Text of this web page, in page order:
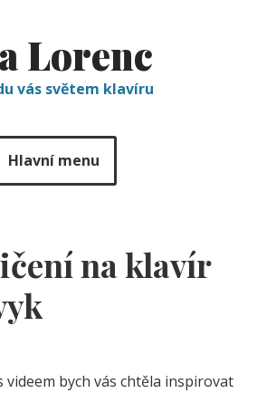
Lorenc
vás světem klavíru
Hlavní menu
na klavír
videem bych vás chtěla inspirovat